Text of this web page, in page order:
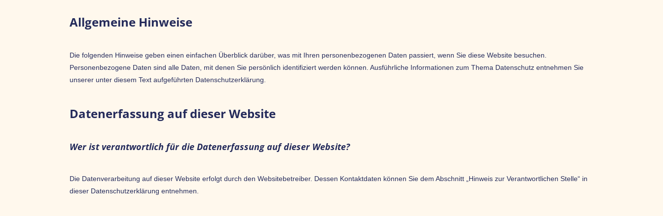
Allgemeine Hinweise
Die folgenden Hinweise geben einen einfachen Überblick darüber, was mit Ihren personenbezogenen Daten passiert, wenn Sie diese Website besuchen.
Personenbezogene Daten sind alle Daten, mit denen Sie persönlich identifiziert werden können. Ausführliche Informationen zum Thema Datenschutz entnehmen Sie
unserer unter diesem Text aufgeführten Datenschutzerklärung.
Datenerfassung auf dieser Website
Wer ist verantwortlich für die Datenerfassung auf dieser Website?
Die Datenverarbeitung auf dieser Website erfolgt durch den Websitebetreiber. Dessen Kontaktdaten können Sie dem Abschnitt „Hinweis zur Verantwortlichen Stelle“ in
dieser Datenschutzerklärung entnehmen.